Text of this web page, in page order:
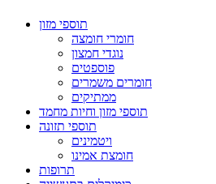
תוספי מזון
חומרי חומצה
נוגדי חמצון
פוספטים
חומרים משמרים
ממתיקים
תוספי מזון וחיות מחמד
תוספי תזונה
ויטמינים
חומצת אמינו
תרופות